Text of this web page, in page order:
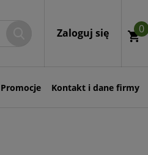
Zaloguj się 0
Promocje Kontakt i dane firmy